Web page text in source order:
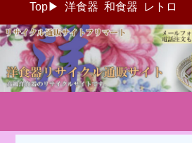
Top▶ 洋食器 和食器 レトロ
ブランド洋食器
通販サイトフ